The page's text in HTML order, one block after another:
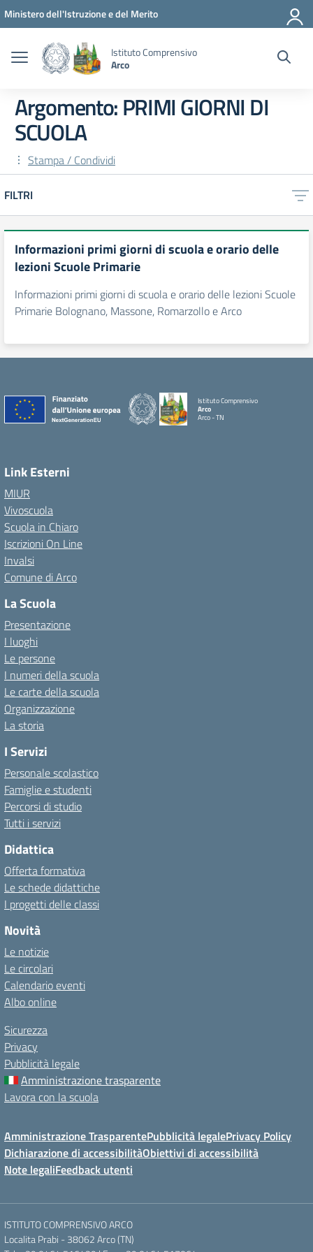
Vai ai contenuti
Vai al menu di navigazione
Vai al footer
Ministero dell'Istruzione e del Merito
Istituto Comprensivo
Arco
Argomento: PRIMI GIORNI DI
SCUOLA
Stampa / Condividi
FILTRI
Informazioni primi giorni di scuola e orario delle
lezioni Scuole Primarie
Informazioni primi giorni di scuola e orario delle lezioni Scuole
Primarie Bolognano, Massone, Romarzollo e Arco
Istituto Comprensivo
Arco
Arco - TN
Link Esterni
MIUR
Vivoscuola
Scuola in Chiaro
Iscrizioni On Line
Invalsi
Comune di Arco
La Scuola
Presentazione
I luoghi
Le persone
I numeri della scuola
Le carte della scuola
Organizzazione
La storia
I Servizi
Personale scolastico
Famiglie e studenti
Percorsi di studio
Tutti i servizi
Didattica
Offerta formativa
Le schede didattiche
I progetti delle classi
Novità
Le notizie
Le circolari
Calendario eventi
Albo online
Sicurezza
Privacy
Pubblicità legale
Amministrazione trasparente
Lavora con la scuola
Amministrazione TrasparentePubblicità legalePrivacy Policy
Dichiarazione di accessibilitàObiettivi di accessibilità
Note legaliFeedback utenti
ISTITUTO COMPRENSIVO ARCO
Localita Prabi - 38062 Arco (TN)